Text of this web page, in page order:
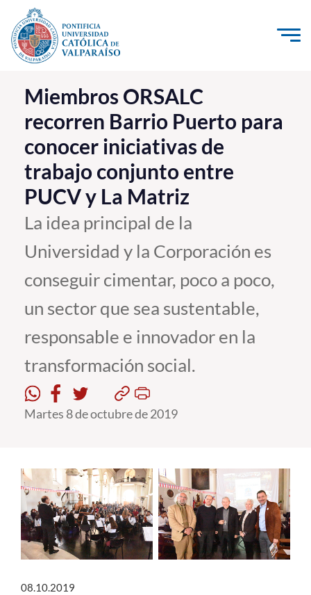
Click acá para ir directamente al contenido
La Universidad
Investigación, Creación e Innovación
PUCV Internacional
Vinculación con el Medio
Admisión
Pregrado
Postgrado
Formación Continua
Estudiantes
Académicos
Funcionarios
English
Miembros ORSALC
recorren Barrio Puerto para
conocer iniciativas de
trabajo conjunto entre
PUCV y La Matriz
La idea principal de la
Universidad y la Corporación es
conseguir cimentar, poco a poco,
un sector que sea sustentable,
responsable e innovador en la
transformación social.
Martes 8 de octubre de 2019
08.10.2019